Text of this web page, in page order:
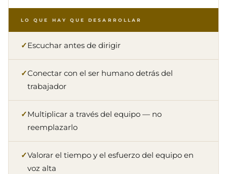
LO QUE HAY QUE DESARROLLAR
Escuchar antes de dirigir
Conectar con el ser humano detrás del
trabajador
Multiplicar a través del equipo — no
reemplazarlo
Valorar el tiempo y el esfuerzo del equipo en
voz alta